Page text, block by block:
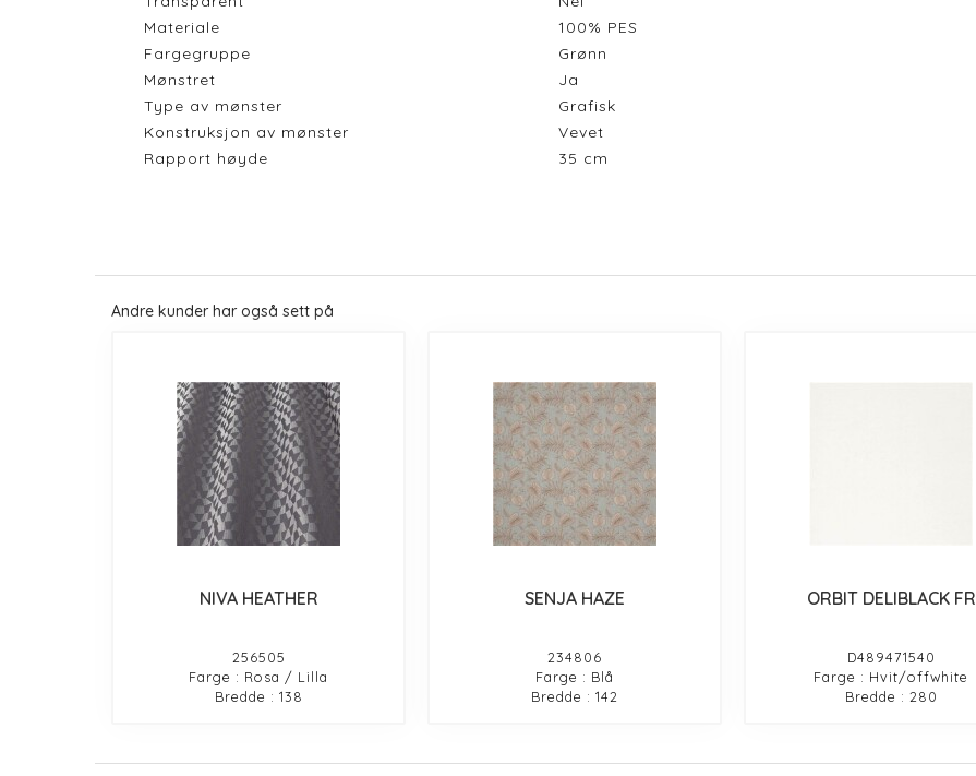
Materiale
100% PES
Fargegruppe
Grønn
Mønstret
Ja
Type av mønster
Grafisk
Konstruksjon av mønster
Vevet
Rapport høyde
35 cm
Andre kunder har også sett på
NIVA HEATHER
256505
Farge : Rosa / Lilla
Bredde : 138
SENJA HAZE
234806
Farge : Blå
Bredde : 142
ORBIT DELIBLACK FR
D489471540
Farge : Hvit/offwhite
Bredde : 280